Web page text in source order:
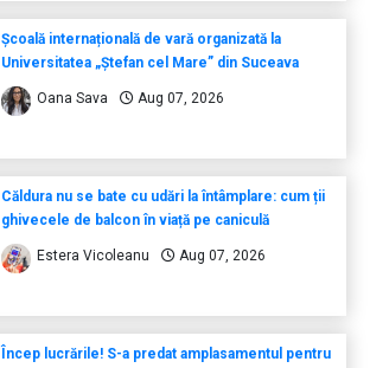
Școală internațională de vară organizată la
Universitatea „Ștefan cel Mare” din Suceava
Oana Sava Aug 07, 2026
Căldura nu se bate cu udări la întâmplare: cum ții
ghivecele de balcon în viață pe caniculă
Estera Vicoleanu Aug 07, 2026
Încep lucrările! S-a predat amplasamentul pentru